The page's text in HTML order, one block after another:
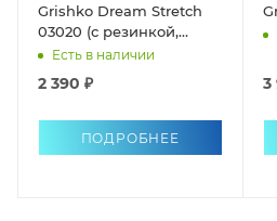
Grishko Dream Stretch
03020 (с резинкой,
раздельная подошва)
Есть в наличии
2 390 ₽
ПОДРОБНЕЕ
3